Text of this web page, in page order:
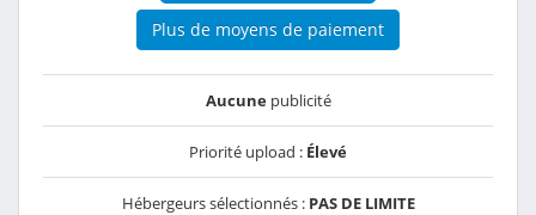
Plus de moyens de paiement
Aucunepublicité
Priorité upload : Élevé
Hébergeurs sélectionnés : PAS DE LIMITE